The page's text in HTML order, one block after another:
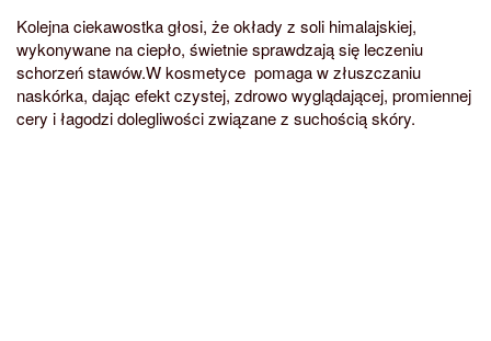
Kolejna ciekawostka głosi, że okłady z soli himalajskiej,
wykonywane na ciepło, świetnie sprawdzają się leczeniu
schorzeń stawów.W kosmetyce pomaga w złuszczaniu
naskórka, dając efekt czystej, zdrowo wyglądającej, promiennej
cery i łagodzi dolegliwości związane z suchością skóry.